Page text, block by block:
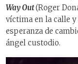
Way Out(Roger
víctima en la calle
esperanza de
ángel custodio.